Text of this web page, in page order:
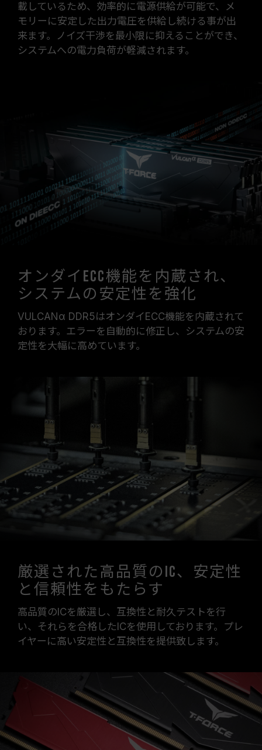
載しているため、効率的に電源供給が可能で、メ
モリーに安定した出力電圧を供給し続ける事が出
来ます。ノイズ干渉を最小限に抑えることができ、
システムへの電力負荷が軽減されます。
オンダイECC機能を内蔵され、
システムの安定性を強化
VULCANα DDR5はオンダイECC機能を内蔵されて
おります。エラーを自動的に修正し、システムの安
定性を大幅に高めています。
厳選された高品質のIC、安定性
と信頼性をもたらす
高品質のICを厳選し、互換性と耐久テストを行
い、それらを合格したICを使用しております。プレ
イヤーに高い安定性と互換性を提供致します。